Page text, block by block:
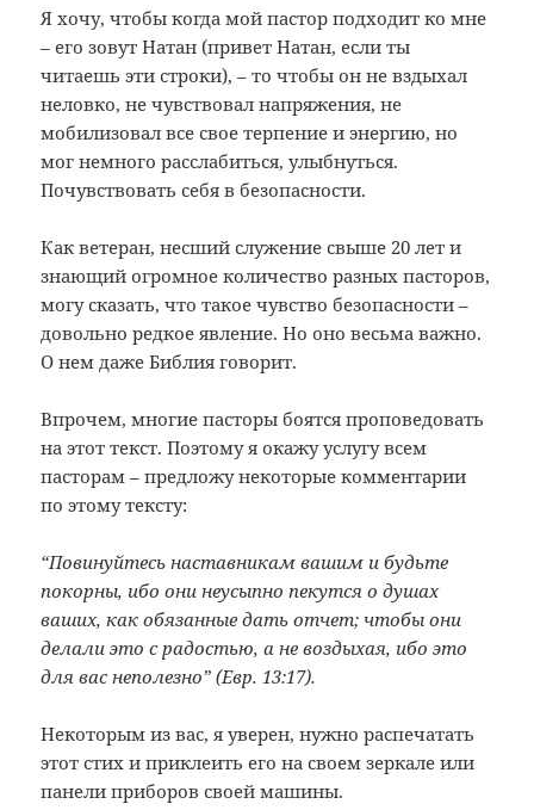
Я хочу, чтобы когда мой пастор подходит ко мне
– его зовут Натан (привет Натан, если ты
читаешь эти строки), – то чтобы он не вздыхал
неловко, не чувствовал напряжения, не
мобилизовал все свое терпение и энергию, но
мог немного расслабиться, улыбнуться.
Почувствовать себя в безопасности.
Как ветеран, несший служение свыше 20 лет и
знающий огромное количество разных пасторов,
могу сказать, что такое чувство безопасности –
довольно редкое явление. Но оно весьма важно.
О нем даже Библия говорит.
Впрочем, многие пасторы боятся проповедовать
на этот текст. Поэтому я окажу услугу всем
пасторам – предложу некоторые комментарии
по этому тексту:
“Повинуйтесь наставникам вашим и будьте
покорны, ибо они неусыпно пекутся о душах
ваших, как обязанные дать отчет; чтобы они
делали это с радостью, а не воздыхая, ибо это
для вас неполезно” (Евр. 13:17).
Некоторым из вас, я уверен, нужно распечатать
этот стих и приклеить его на своем зеркале или
панели приборов своей машины.